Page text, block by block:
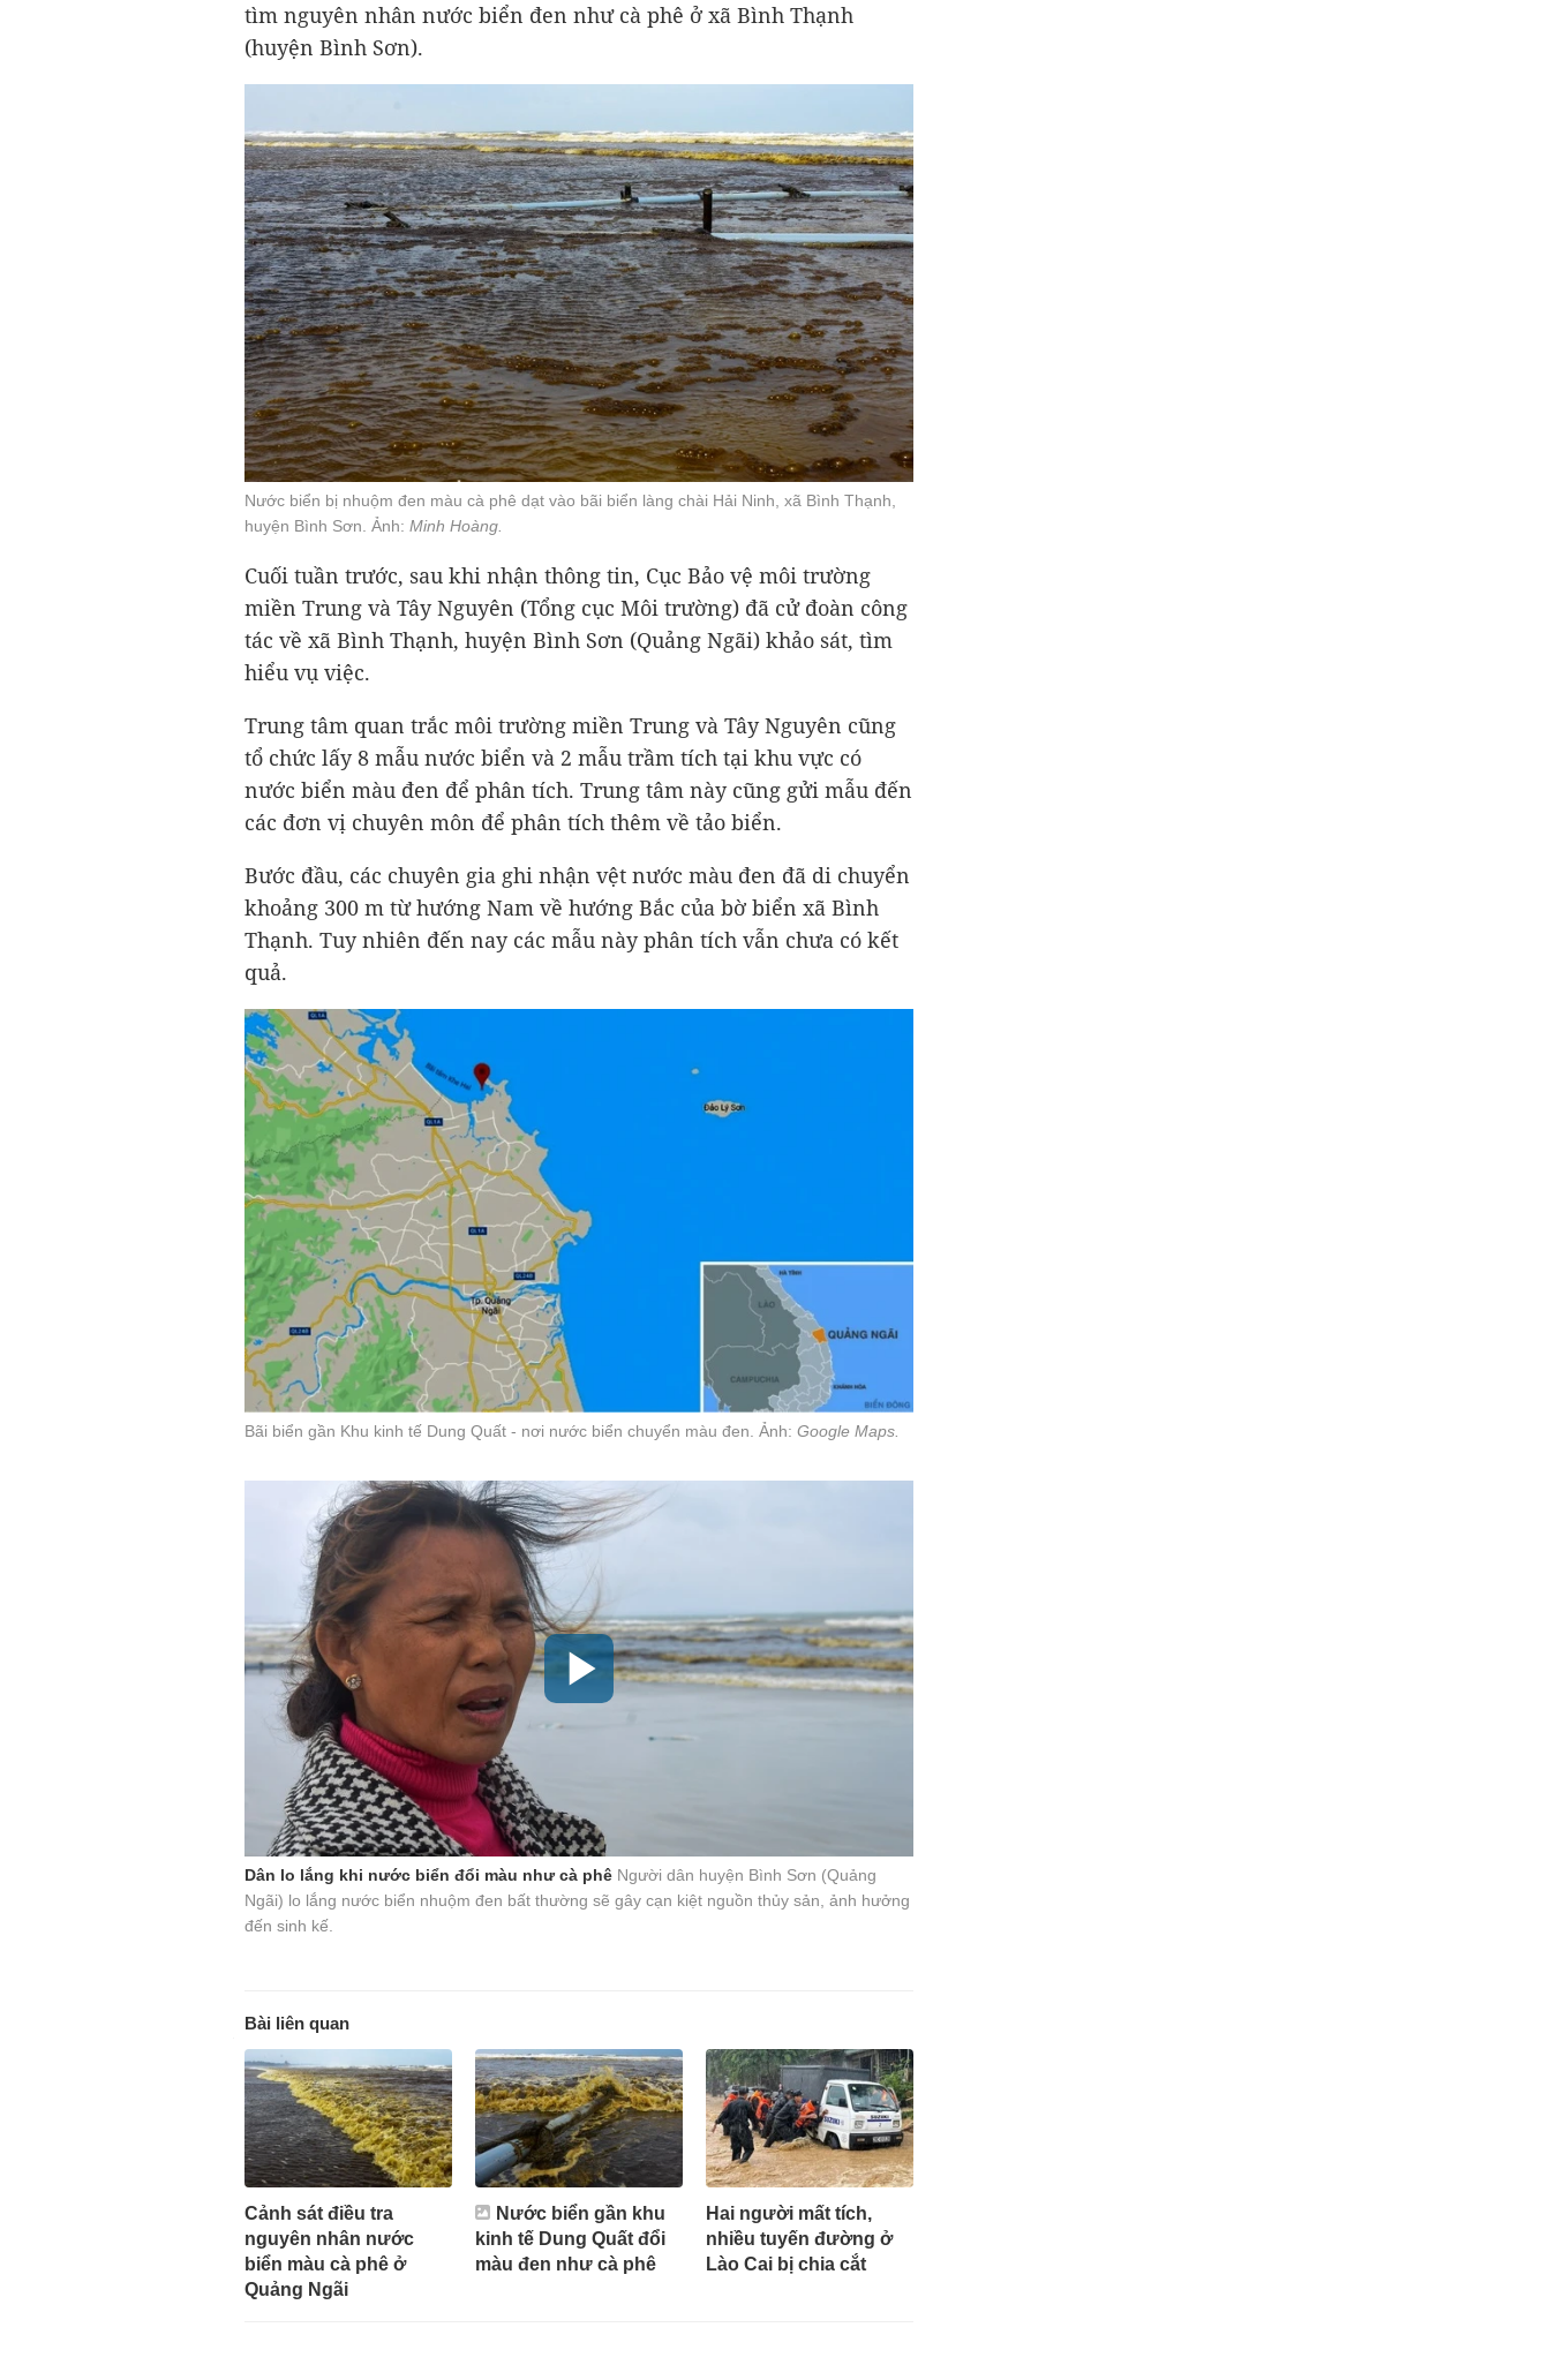
tìm nguyên nhân nước biển đen như cà phê ở xã Bình Thạnh
(huyện Bình Sơn).
Nước biển bị nhuộm đen màu cà phê dạt vào bãi biển làng chài Hải Ninh, xã Bình Thạnh,
huyện Bình Sơn. Ảnh: Minh Hoàng.
Cuối tuần trước, sau khi nhận thông tin, Cục Bảo vệ môi trường
miền Trung và Tây Nguyên (Tổng cục Môi trường) đã cử đoàn công
tác về xã Bình Thạnh, huyện Bình Sơn (Quảng Ngãi) khảo sát, tìm
hiểu vụ việc.
Trung tâm quan trắc môi trường miền Trung và Tây Nguyên cũng
tổ chức lấy 8 mẫu nước biển và 2 mẫu trầm tích tại khu vực có
nước biển màu đen để phân tích. Trung tâm này cũng gửi mẫu đến
các đơn vị chuyên môn để phân tích thêm về tảo biển.
Bước đầu, các chuyên gia ghi nhận vệt nước màu đen đã di chuyển
khoảng 300 m từ hướng Nam về hướng Bắc của bờ biển xã Bình
Thạnh. Tuy nhiên đến nay các mẫu này phân tích vẫn chưa có kết
quả.
Bãi biển gần Khu kinh tế Dung Quất - nơi nước biển chuyển màu đen. Ảnh: Google Maps.
Dân lo lắng khi nước biển đổi màu như cà phê Người dân huyện Bình Sơn (Quảng
Ngãi) lo lắng nước biển nhuộm đen bất thường sẽ gây cạn kiệt nguồn thủy sản, ảnh hưởng
đến sinh kế.
Bài liên quan
Cảnh sát điều tra
nguyên nhân nước
biển màu cà phê ở
Quảng Ngãi
Nước biển gần khu
kinh tế Dung Quất đổi
màu đen như cà phê
Hai người mất tích,
nhiều tuyến đường ở
Lào Cai bị chia cắt